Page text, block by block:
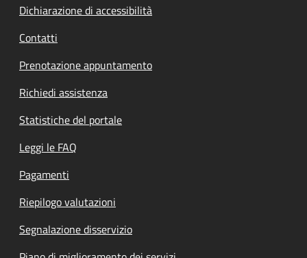
Dichiarazione di accessibilità
Contatti
Prenotazione appuntamento
Richiedi assistenza
Statistiche del portale
Leggi le FAQ
Pagamenti
Riepilogo valutazioni
Segnalazione disservizio